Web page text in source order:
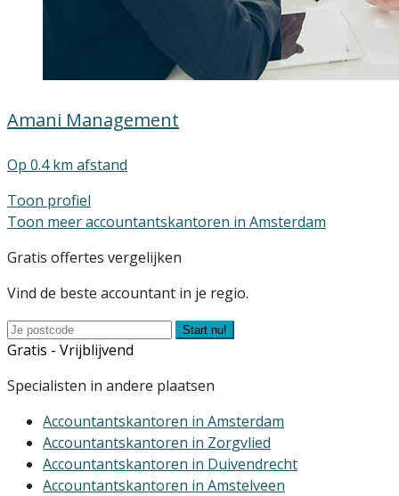
Amani Management
Op 0.4 km afstand
Toon profiel
Toon meer accountantskantoren in Amsterdam
Gratis offertes vergelijken
Vind de beste accountant in je regio.
Start nu!
Gratis - Vrijblijvend
Specialisten in andere plaatsen
Accountantskantoren in Amsterdam
Accountantskantoren in Zorgvlied
Accountantskantoren in Duivendrecht
Accountantskantoren in Amstelveen